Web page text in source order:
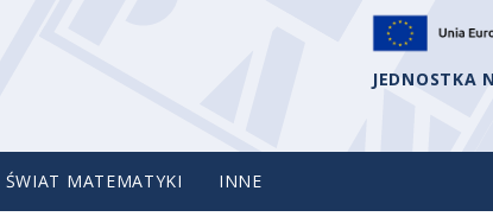
JEDNOSTKA
ŚWIAT MATEMATYKI INNE